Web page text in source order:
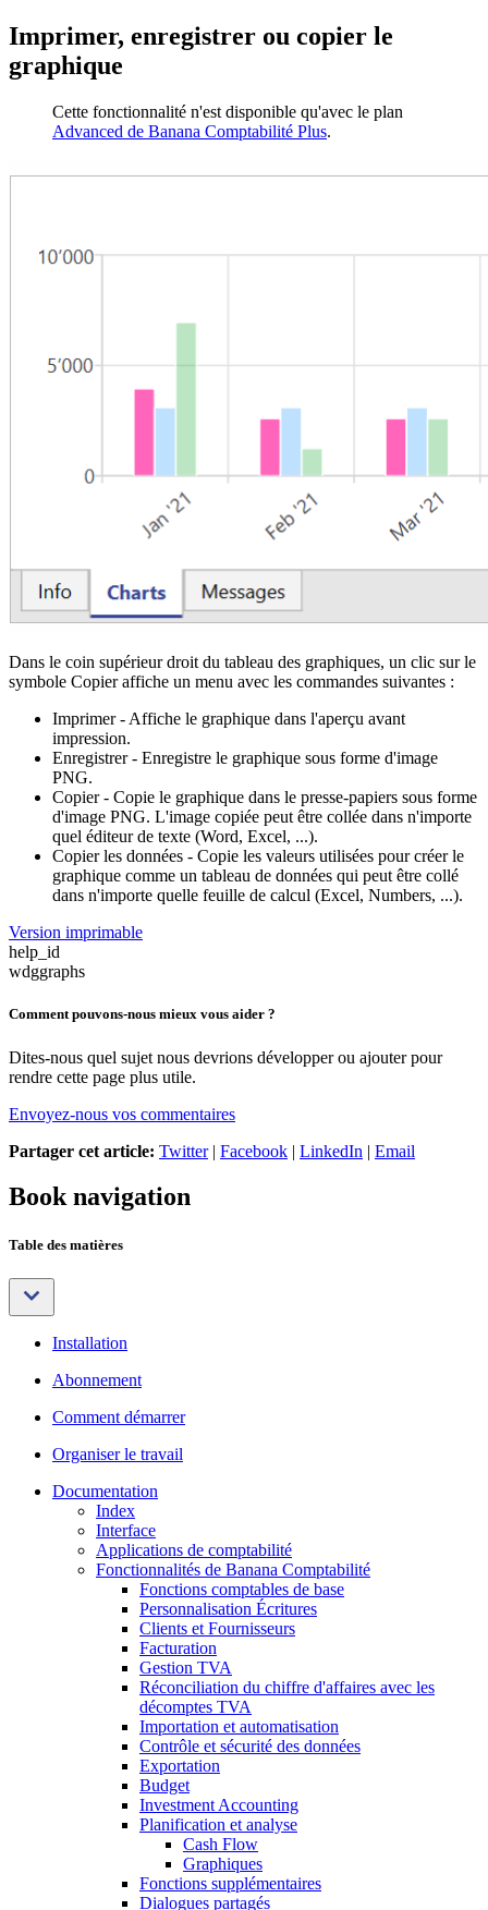
Imprimer, enregistrer ou copier le
graphique
Cette fonctionnalité n'est disponible qu'avec le plan
Advanced de Banana Comptabilité Plus.
Dans le coin supérieur droit du tableau des graphiques, un clic sur le
symbole Copier affiche un menu avec les commandes suivantes :
Imprimer - Affiche le graphique dans l'aperçu avant
impression.
Enregistrer - Enregistre le graphique sous forme d'image
PNG.
Copier - Copie le graphique dans le presse-papiers sous forme
d'image PNG. L'image copiée peut être collée dans n'importe
quel éditeur de texte (Word, Excel, ...).
Copier les données - Copie les valeurs utilisées pour créer le
graphique comme un tableau de données qui peut être collé
dans n'importe quelle feuille de calcul (Excel, Numbers, ...).
Version imprimable
help_id
wdggraphs
Comment pouvons-nous mieux vous aider ?
Dites-nous quel sujet nous devrions développer ou ajouter pour
rendre cette page plus utile.
Envoyez-nous vos commentaires
Partager cet article: Twitter| Facebook | LinkedIn | Email
Book navigation
Table des matières
Installation
Abonnement
Comment démarrer
Organiser le travail
Documentation
Index
Interface
Applications de comptabilité
Fonctionnalités de Banana Comptabilité
Fonctions comptables de base
Personnalisation Écritures
Clients et Fournisseurs
Facturation
Gestion TVA
Réconciliation du chiffre d'affaires avec les
décomptes TVA
Importation et automatisation
Contrôle et sécurité des données
Exportation
Budget
Investment Accounting
Planification et analyse
Cash Flow
Graphiques
Fonctions supplémentaires
Dialogues partagés